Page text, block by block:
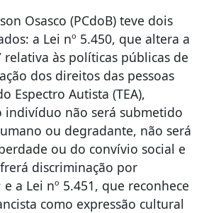
Osasco (PCdoB) teve dois
a Lei nº 5.450, que altera a
relativa às políticas públicas de
dos direitos das pessoas
Espectro Autista (TEA),
indivíduo não será submetido
ou degradante, não será
ou do convívio social e
discriminação por
a Lei nº 5.451, que reconhece
como expressão cultural